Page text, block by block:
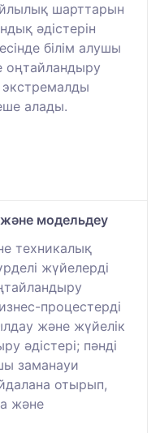
шарттарын
әдістерін
білім алушы
оңтайландыру
экстремалды
алады.
және модельдеу
техникалық
жүйелерді
процестерді
және жүйелік
әдістері; пәнді
заманауи
отырып,
және